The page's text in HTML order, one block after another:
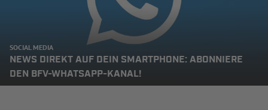
SOCIAL MEDIA
NEWS DIREKT AUF DEIN SMARTPHONE: ABONNIERE
DEN BFV-WHATSAPP-KANAL!